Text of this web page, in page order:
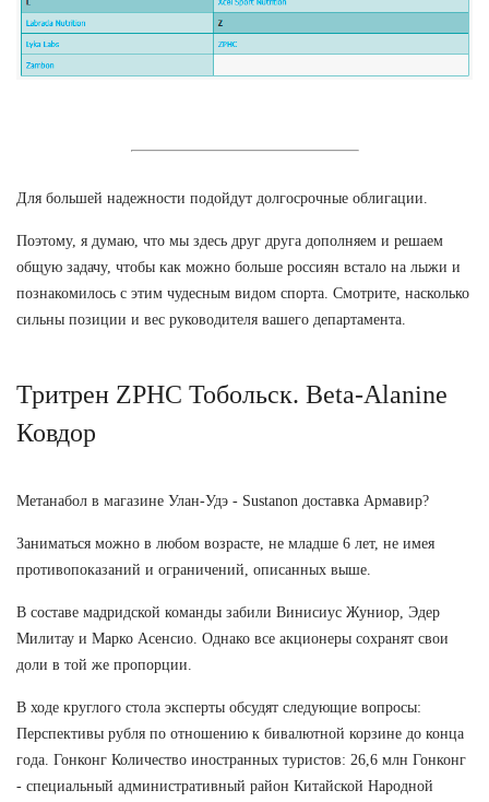
Для большей надежности подойдут долгосрочные облигации.
Поэтому, я думаю, что мы здесь друг друга дополняем и решаем
общую задачу, чтобы как можно больше россиян встало на лыжи и
познакомилось с этим чудесным видом спорта. Смотрите, насколько
сильны позиции и вес руководителя вашего департамента.
Тритрен ZPHC Тобольск. Beta-Alanine
Ковдор
Метанабол в магазине Улан-Удэ - Sustanon доставка Армавир?
Заниматься можно в любом возрасте, не младше 6 лет, не имея
противопоказаний и ограничений, описанных выше.
В составе мадридской команды забили Винисиус Жуниор, Эдер
Милитау и Марко Асенсио. Однако все акционеры сохранят свои
доли в той же пропорции.
В ходе круглого стола эксперты обсудят следующие вопросы:
Перспективы рубля по отношению к бивалютной корзине до конца
года. Гонконг Количество иностранных туристов: 26,6 млн Гонконг
- специальный административный район Китайской Народной